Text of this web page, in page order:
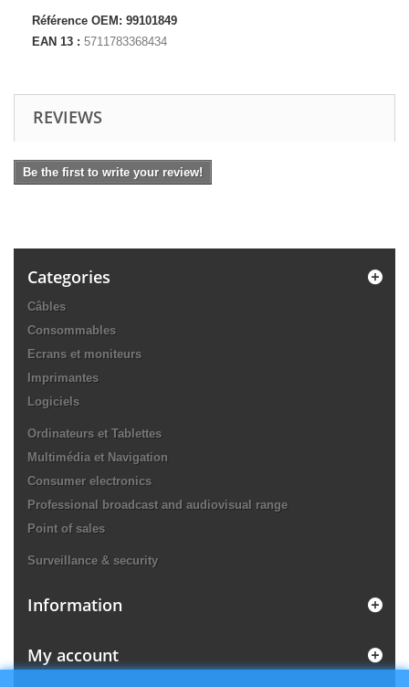
Référence OEM: 99101849
EAN 13 : 5711783368434
REVIEWS
Be the first to write your review!
Categories
Câbles
Consommables
Ecrans et moniteurs
Imprimantes
Logiciels
Ordinateurs et Tablettes
Multimédia et Navigation
Consumer electronics
Professional broadcast and audiovisual range
Point of sales
Surveillance & security
Information
My account